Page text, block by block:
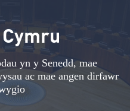
yn y Senedd, mae
ac mae angen dirfawr